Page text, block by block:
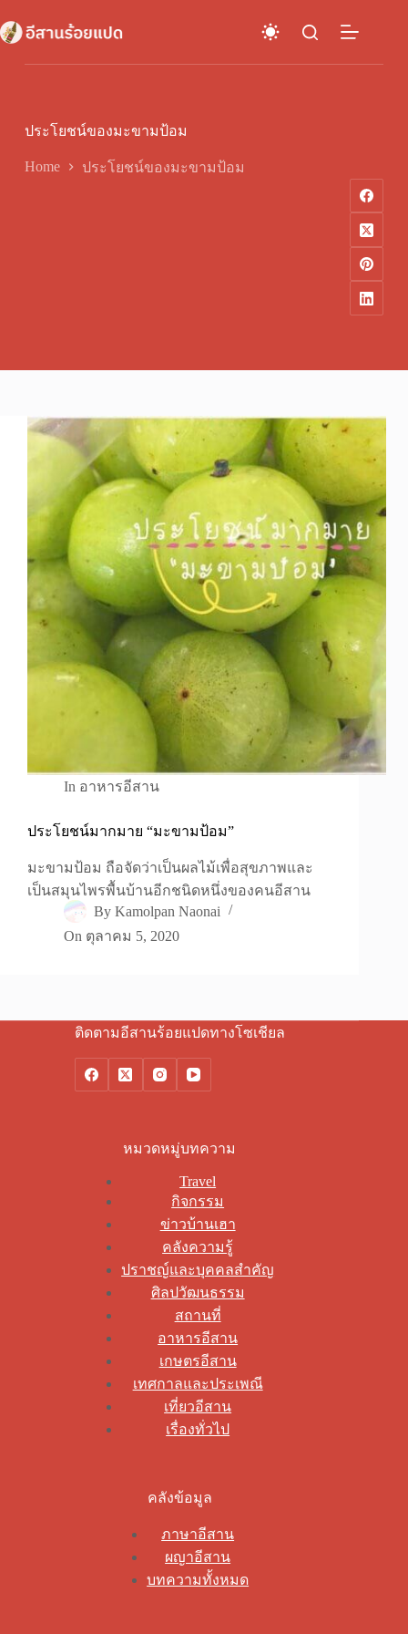
to
content
ประโยชน์ของมะขามป้อม
Home ประโยชน์ของมะขามป้อม
In อาหารอีสาน
ประโยชน์มากมาย “มะขามป้อม”
มะขามป้อม ถือจัดว่าเป็นผลไม้เพื่อสุขภาพและ
เป็นสมุนไพรพื้นบ้านอีกชนิดหนึ่งของคนอีสาน
By Kamolpan Naonai
On ตุลาคม 5, 2020
ติดตามอีสานร้อยแปดทางโซเชียล
หมวดหมู่บทความ
Travel
กิจกรรม
ข่าวบ้านเฮา
คลังความรู้
ปราชญ์และบุคคลสำคัญ
ศิลปวัฒนธรรม
สถานที่
อาหารอีสาน
เกษตรอีสาน
เทศกาลและประเพณี
เที่ยวอีสาน
เรื่องทั่วไป
คลังข้อมูล
ภาษาอีสาน
ผญาอีสาน
บทความทั้งหมด